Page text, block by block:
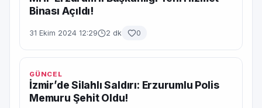
Binası Açıldı!
31 Ekim 2024 12:29 2 dk 0
GÜNCEL
İzmir’de Silahlı Saldırı: Erzurumlu Polis
Memuru Şehit Oldu!